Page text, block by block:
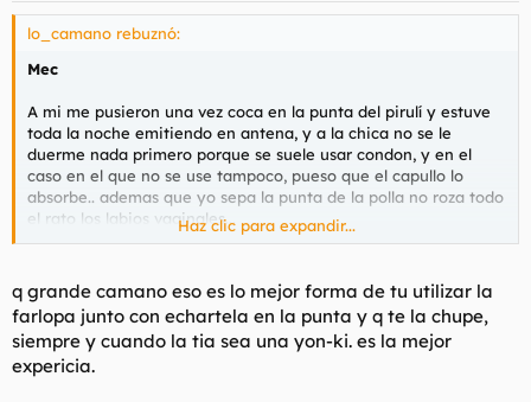
lo_camano rebuznó:
Mec
A mi me pusieron una vez coca en la punta del pirulí y estuve
toda la noche emitiendo en antena, y a la chica no se le
duerme nada primero porque se suele usar condon, y en el
caso en el que no se use tampoco, pueso que el capullo lo
absorbe.. ademas que yo sepa la punta de la polla no roza todo
el rato los labios vaginales...Haz clic para expandir...
q grande camano eso es lo mejor forma de tu utilizar la
farlopa junto con echartela en la punta y q te la chupe,
siempre y cuando la tia sea una yon-ki. es la mejor
expericia.